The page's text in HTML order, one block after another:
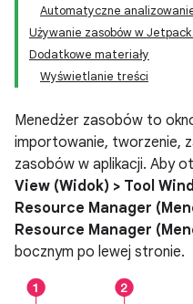
Automatyczne
Używanie zasobów w Jetpack
Dodatkowe materiały
Wyświetlanie treści
Menedżer zasobów to
importowanie, tworzenie,
zasobów w aplikacji. Aby
View (Widok) > Tool
Resource Manager
Resource Manager
bocznym po lewej stronie.